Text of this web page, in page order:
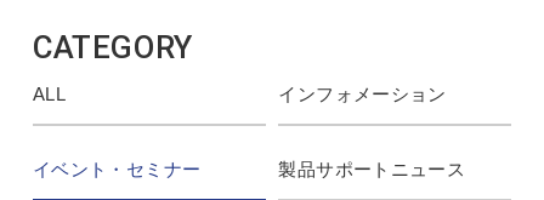
CATEGORY
ALL インフォメーション
イベント・セミナー 製品サポートニュース